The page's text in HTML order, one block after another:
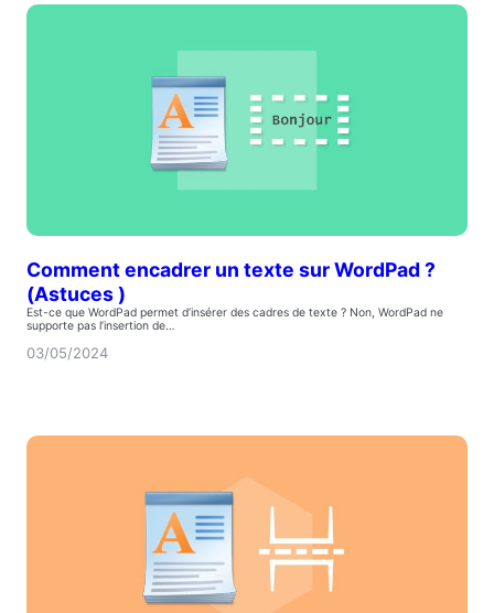
Comment encadrer un texte sur WordPad ?
(Astuces )
Est-ce que WordPad permet d’insérer des cadres de texte ? Non, WordPad ne
supporte pas l’insertion de…
03/05/2024